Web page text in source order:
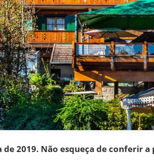
de 2019. Não esqueça de conferir